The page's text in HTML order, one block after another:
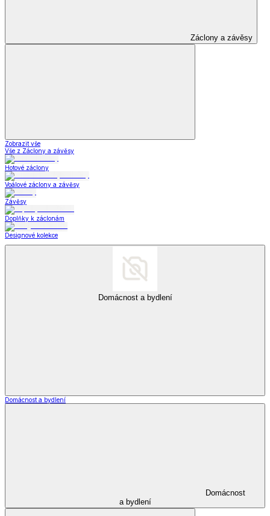
Záclony a závěsy
Zobrazit vše
Vše z Záclony a závěsy
Hotové záclony
Voálové záclony a závěsy
Závěsy
Doplňky k záclonám
Designové kolekce
Domácnost a bydlení
Domácnost a bydlení
Domácnost
a bydlení